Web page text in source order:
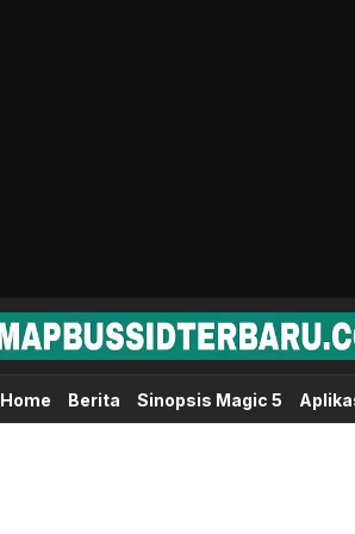
Map Bussid Terbaru
MapBussidTerbaru.com | Pusat
Home Berita Sinopsis Magic 5